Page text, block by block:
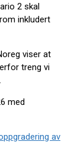
2 skal
inkludert
viser at
treng vi
med
av